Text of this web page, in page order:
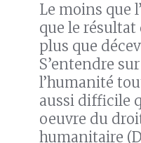
Le moins que
que le résultat
plus que
S’entendre
l’humanité
aussi difficile
oeuvre du
humanitaire